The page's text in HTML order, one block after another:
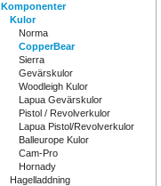
Komponenter
Kulor
Norma
CopperBear
Sierra
Gevärskulor
Woodleigh Kulor
Lapua Gevärskulor
Pistol / Revolverkulor
Lapua Pistol/Revolverkulor
Balleurope Kulor
Cam-Pro
Hornady
Hagelladdning